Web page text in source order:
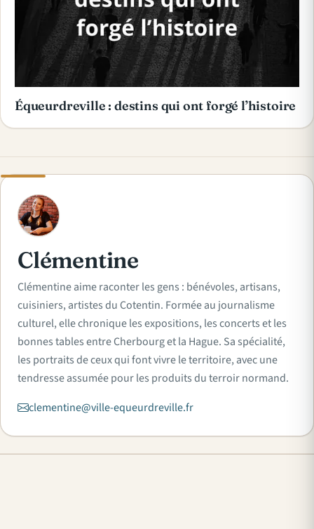
Équeurdreville : destins qui ont forgé l’histoire
C
Clémentine
Clémentine aime raconter les gens : bénévoles, artisans,
cuisiniers, artistes du Cotentin. Formée au journalisme
culturel, elle chronique les expositions, les concerts et les
bonnes tables entre Cherbourg et la Hague. Sa spécialité,
les portraits de ceux qui font vivre le territoire, avec une
tendresse assumée pour les produits du terroir normand.
clementine@ville-equeurdreville.fr